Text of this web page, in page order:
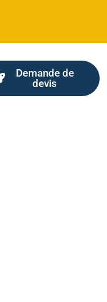
Demande de
devis